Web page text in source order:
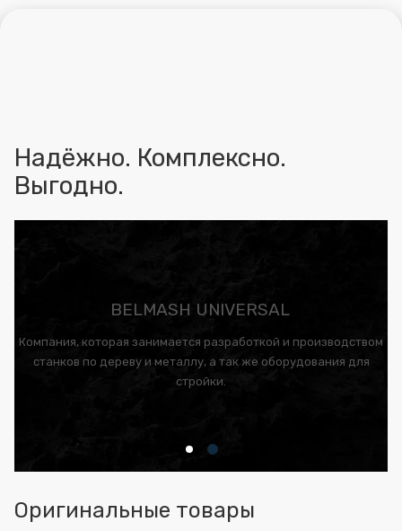
Надёжно. Комплексно.
Выгодно.
BELMASH UNIVERSAL
Компания, которая занимается разработкой и производством
станков по дереву и металлу, а так же оборудования для
стройки.
Оригинальные товары